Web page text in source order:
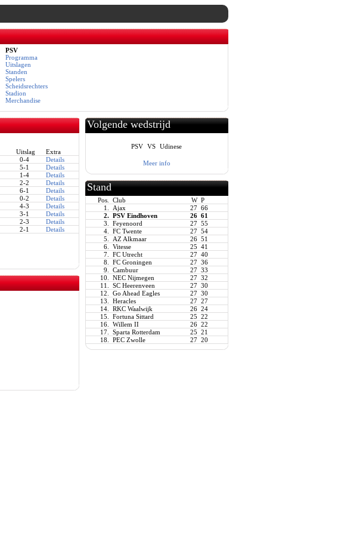
PSV
Programma
Uitslagen
Standen
Spelers
Scheidsrechters
Stadion
Merchandise
Uitslag
Extra
0-4
Details
5-1
Details
1-4
Details
2-2
Details
6-1
Details
0-2
Details
4-3
Details
3-1
Details
2-3
Details
2-1 Details
Volgende wedstrijd
PSV VS Udinese
Meer info
Stand
Pos.Club W P
1. Ajax 27 66
2. PSV Eindhoven 26 61
3.Feyenoord 27 55
4.FC Twente 27 54
5. AZ Alkmaar 26 51
6.Vitesse 25 41
7.FC Utrecht 27 40
8.FC Groningen 27 36
9.Cambuur 27 33
10.NEC Nijmegen 27 32
11.SC Heerenveen 27 30
12.Go Ahead Eagles 27 30
13.Heracles 27 27
14.RKC Waalwijk 26 24
15.Fortuna Sittard 25 22
16.Willem II 26 22
17.Sparta Rotterdam 25 21
18.PEC Zwolle 27 20